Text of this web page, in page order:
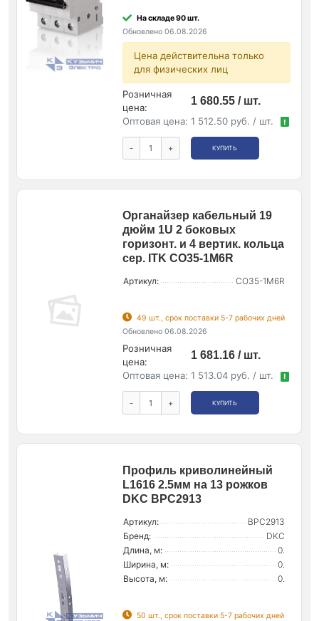
На складе 90 шт.
Обновлено 06.08.2026
Цена действительна только
для физических лиц
Розничная
цена:
1 680.55 / шт.
Оптовая цена: 1 512.50 руб. / шт. !
- + КУПИТЬ
Органайзер кабельный 19
дюйм 1U 2 боковых
горизонт. и 4 вертик. кольца
сер. ITK CO35-1M6R
Артикул: CO35-1M6R
49 шт., срок поставки 5-7 рабочих дней
Обновлено 06.08.2026
Розничная
цена:
1 681.16 / шт.
Оптовая цена: 1 513.04 руб. / шт. !
- + КУПИТЬ
Профиль криволинейный
L1616 2.5мм на 13 рожков
DKC BPC2913
Артикул:
BPC2913
Бренд:
DKC
Длина, м:
0.
Ширина, м:
0.
Высота, м:
0.
50 шт., срок поставки 5-7 рабочих дней